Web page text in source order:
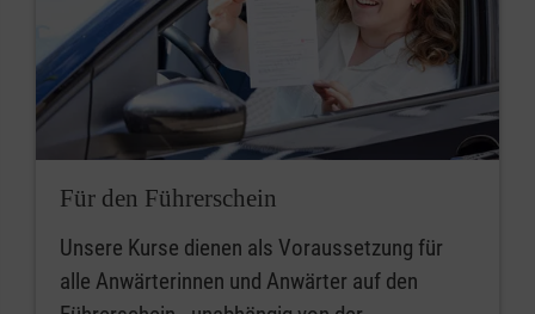
Für den Führerschein
Unsere Kurse dienen als Voraussetzung für
alle Anwärterinnen und Anwärter auf den